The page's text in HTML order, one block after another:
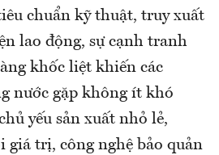
chuẩn kỹ thuật, truy xuất
lao động, sự cạnh tranh
khốc liệt khiến các
nước gặp không ít khó
yếu sản xuất nhỏ lẻ,
giá trị, công nghệ bảo quản